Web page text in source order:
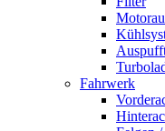
Fahrwerk